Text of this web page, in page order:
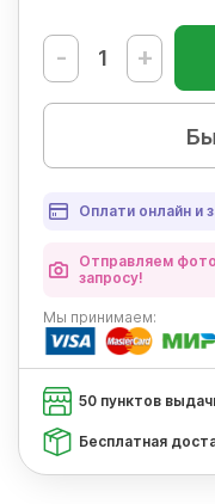
- +
Оплати онлайн и
Отправляем
запросу!
Мы принимаем:
50 пунктов
Бесплатная